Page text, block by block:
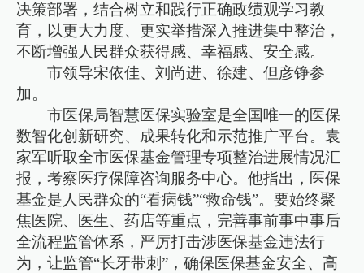
决策部署，结合树立和践行正确政绩观学习教
育，以更大力度、更实举措深入推进集中整治，
不断增强人民群众获得感、幸福感、安全感。
市领导宋依佳、刘尚进、徐建、但彦铮参
加。
市医保局智慧医保实验室是全国唯一的医保
数智化创新研究、成果转化和示范推广平台。袁
家军听取全市医保基金管理专项整治进展情况汇
报，考察医疗保障咨询服务中心。他指出，医保
基金是人民群众的“看病钱”“救命钱”。要始终聚
焦医院、医生、药店等重点，完善事前事中事后
全流程监管体系，严厉打击涉医保基金违法行
为，让监管“长牙带刺”，确保医保基金安全、高